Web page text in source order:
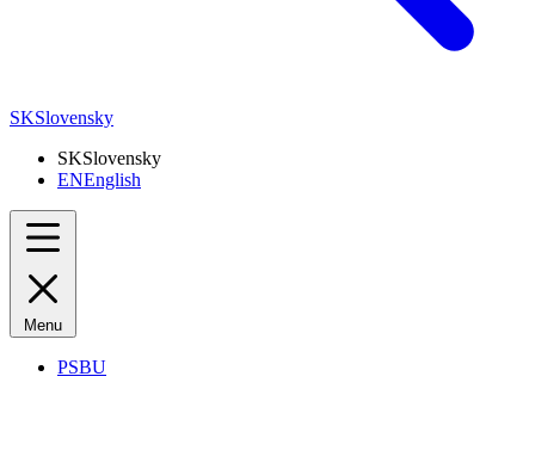
SKSlovensky
SKSlovensky
ENEnglish
Menu
PSBU